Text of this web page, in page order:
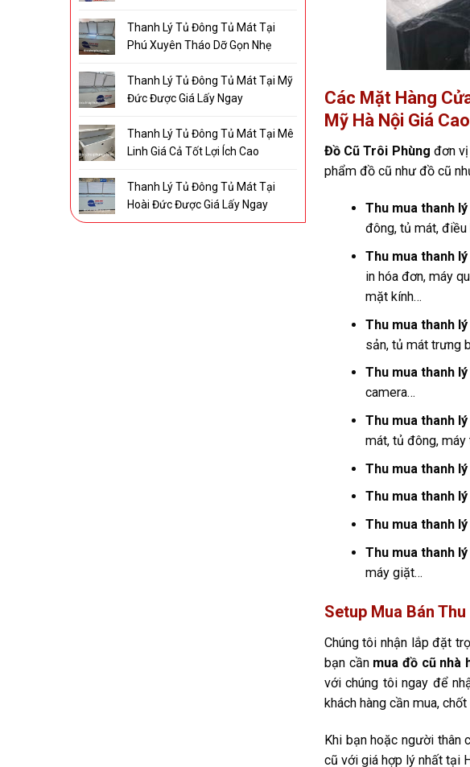
Thanh Lý Tủ Đông Tủ Mát Tại
Phú Xuyên Tháo Dỡ Gọn Nhẹ
Thanh Lý Tủ Đông Tủ Mát Tại Mỹ
Đức Được Giá Lấy Ngay
Thanh Lý Tủ Đông Tủ Mát Tại Mê
Linh Giá Cả Tốt Lợi Ích Cao
Thanh Lý Tủ Đông Tủ Mát Tại
Hoài Đức Được Giá Lấy Ngay
Các Mặt Hàng
Mỹ Hà Nội Giá
Đồ Cũ Trôi Phùng đơn
phẩm đồ cũ như đồ cũ
Thu mua thanh
đông, tủ mát, điều
Thu mua thanh
in hóa đơn, máy
mặt kính…
Thu mua thanh
sản, tủ mát trưng
Thu mua thanh
camera…
Thu mua thanh
mát, tủ đông, máy
Thu mua thanh
Thu mua thanh
Thu mua thanh
Thu mua thanh
máy giặt…
Setup Mua Bán
Chúng tôi nhận lắp đặt
bạn cần mua đồ cũ nhà
với chúng tôi ngay để
khách hàng cần mua,
Khi bạn hoặc người thân
cũ với giá hợp lý nhất tại